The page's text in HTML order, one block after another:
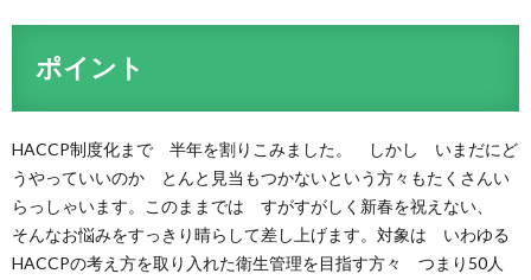
ポイント
HACCP制度化まで 半年を割りこみました。 しかし いまだにど
うやっていいのか とんと見当もつかないという方々もたくさんい
らっしゃいます。このままでは すがすがしく新春を祝えない、
そんなお悩みをすっきり晴らして差し上げます。対象は いわゆる
HACCPの考え方を取り入れた衛生管理を目指す方々 つまり50人